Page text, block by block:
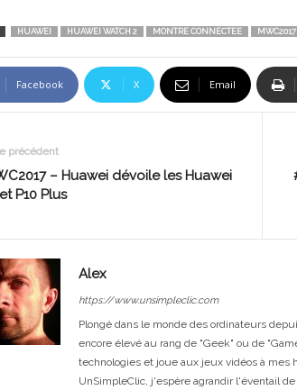
HUAWEI HUAWEI WATCH 2 MONTRE CONNECTEE MWC2017
Facebook X Email
précédent
– Huawei dévoile les Huawei
P10 Plus
Alex
https://www.unsimpleclic.com
Plongé dans le monde des ordinateurs
encore élevé au rang de "Geek" ou de
technologies et joue aux jeux vidéos à mes
UnSimpleClic, j'espère agrandir l'éventail